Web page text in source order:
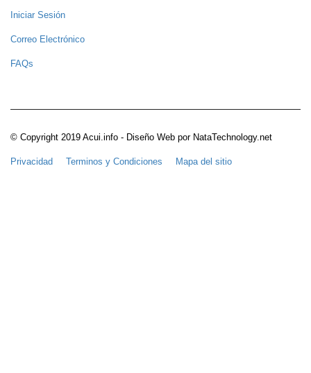
Iniciar Sesión
Correo Electrónico
FAQs
© Copyright 2019 Acui.info - Diseño Web por NataTechnology.net
Privacidad Terminos y Condiciones Mapa del sitio